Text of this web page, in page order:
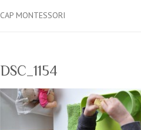
CAP MONTESSORI
DSC_1154